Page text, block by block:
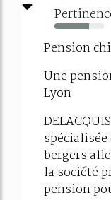
70%
Pension
Une
Lyon
bergers
la société
pension